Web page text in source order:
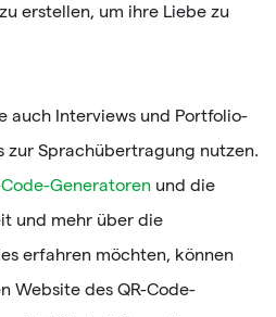
erstellen, um ihre Liebe zu
auch Interviews und Portfolio-
zur Sprachübertragung nutzen.
Code-Generatoren und die
und mehr über die
erfahren möchten, können
Website des QR-Code-